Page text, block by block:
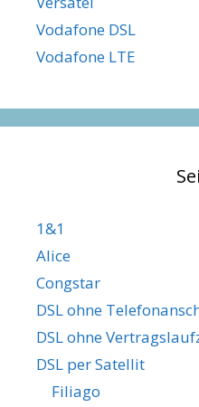
Vodafone DSL
Vodafone LTE
1&1
Alice
Congstar
DSL ohne
DSL ohne
DSL per Satellit
Filiago